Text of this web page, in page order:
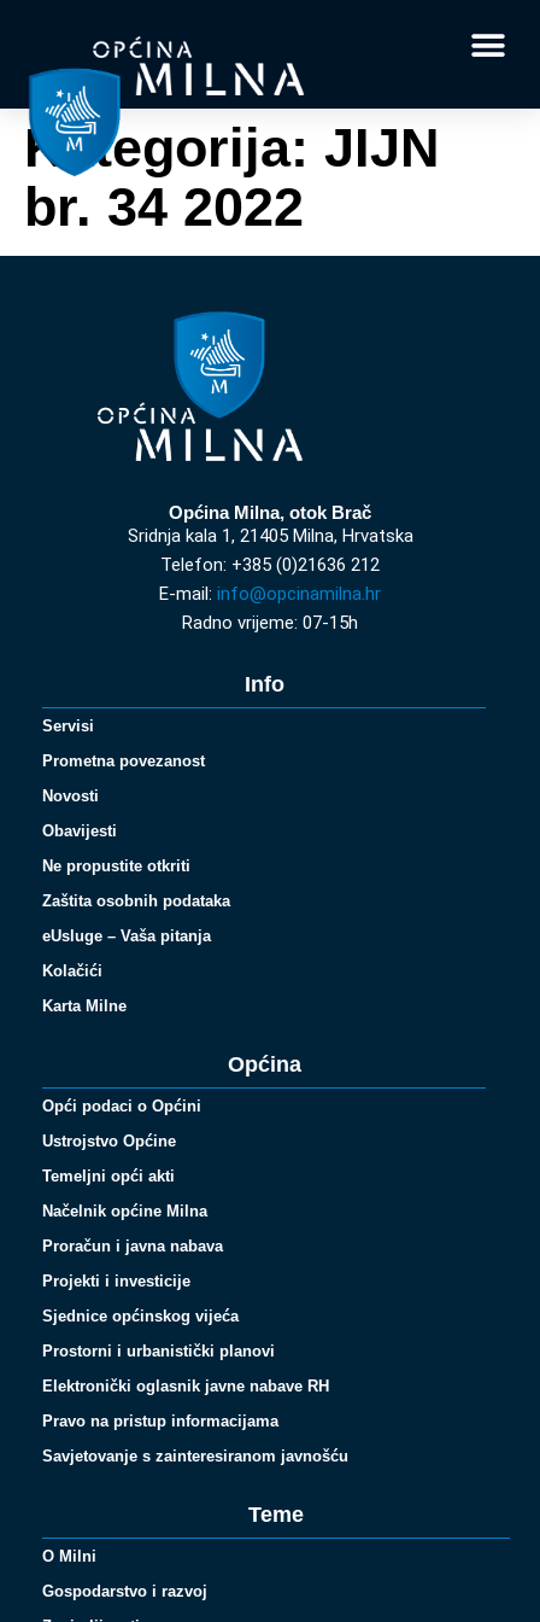
Kategorija: JIJN
br. 34 2022
Općina Milna, otok Brač
Sridnja kala 1, 21405 Milna, Hrvatska
Telefon: +385 (0)21636 212
E-mail: info@opcinamilna.hr
Radno vrijeme: 07-15h
Info
Servisi
Prometna povezanost
Novosti
Obavijesti
Ne propustite otkriti
Zaštita osobnih podataka
eUsluge – Vaša pitanja
Kolačići
Karta Milne
Općina
Opći podaci o Općini
Ustrojstvo Općine
Temeljni opći akti
Načelnik općine Milna
Proračun i javna nabava
Projekti i investicije
Sjednice općinskog vijeća
Prostorni i urbanistički planovi
Elektronički oglasnik javne nabave RH
Pravo na pristup informacijama
Savjetovanje s zainteresiranom javnošću
Teme
O Milni
Gospodarstvo i razvoj